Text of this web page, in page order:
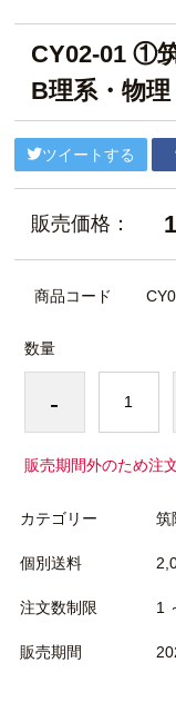
CY02-01 ①
B理系・物理
ツイートする
販売価格：
商品コード
数量
-
販売期間外のため注
カテゴリー 筑
個別送料
注文数制限 1
販売期間